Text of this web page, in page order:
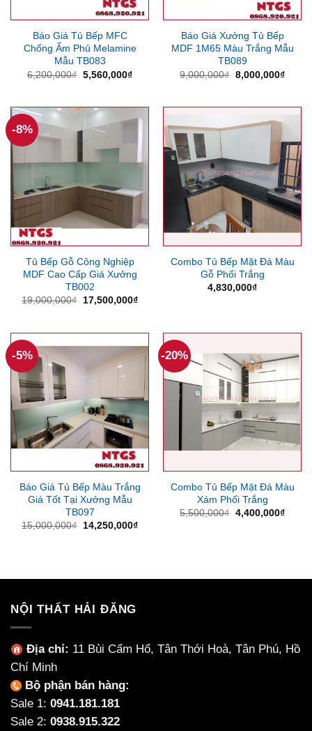
Báo Giá Tủ Bếp MFC
Chống Ẩm Phủ Melamine
Mẫu TB083
6,200,000₫ Giá
5,560,000₫Giá
Báo Giá Xưởng Tủ Bếp
MDF 1M65 Màu Trắng Mẫu
TB089
9,000,000₫ Giá
8,000,000₫Giá
-8%
Tủ Bếp Gỗ Công Nghiệp
MDF Cao Cấp Giá Xưởng
TB002
19,000,000₫
Giá
17,500,000₫Giá
17,500,000₫.
Combo Tủ Bếp Mặt Đá Màu
Gỗ Phối Trắng
4,830,000₫
-5%
Báo Giá Tủ Bếp Màu Trắng
Giá Tốt Tại Xưởng Mẫu
TB097
15,000,000₫
Giá
14,250,000₫Giá
-20%
Combo Tủ Bếp Mặt Đá Màu
Xám Phối Trắng
5,500,000₫ Giá
4,400,000₫Giá
NỘI THẤT HẢI ĐĂNG
Địa chỉ: 11 Bùi Cẩm Hổ, Tân Thới Hoà, Tân Phú, Hồ
Chí Minh
Bộ phận bán hàng:
Sale 1: 0941.181.181
Sale 2: 0938.915.322